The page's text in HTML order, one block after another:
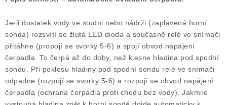
Je-li dostatek vody ve studni nebo nádrži (zaplavená horní
sonda) rozsvítí se žlutá LED dioda a současně relé ve snímači
přitáhne (propojí se svorky 5-6) a spojí obvod napájení
čerpadla. To čerpá až do doby, než klesne hladina pod spodní
sondu. Při poklesu hladiny pod spodní sondu relé ve snímači
odpadne (rozpojí se svorky 5-6) a rozpojí se obvod napájení
čerpadla (ochrana čerpadla proti chodu bez vody). Jakmile